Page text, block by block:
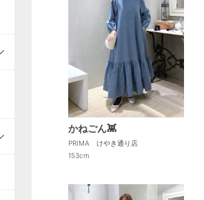
かねごん👾
PRIMA けやき通り店
153cm